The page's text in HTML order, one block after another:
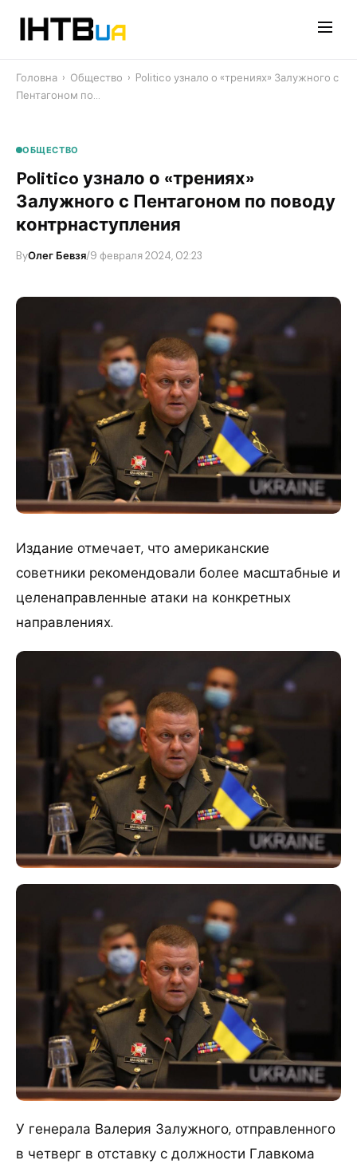
Головна › Общество › Politico узнало о «трениях» Залужного с
Пентагоном по…
ОБЩЕСТВО
Politico узнало о «трениях»
Залужного с Пентагоном по поводу
контрнаступления
ByОлег Бевзя/9 февраля 2024, 02:23
Издание отмечает, что американские
советники рекомендовали более масштабные и
целенаправленные атаки на конкретных
направлениях.
У генерала Валерия Залужного, отправленного
в четверг в отставку с должности Главкома